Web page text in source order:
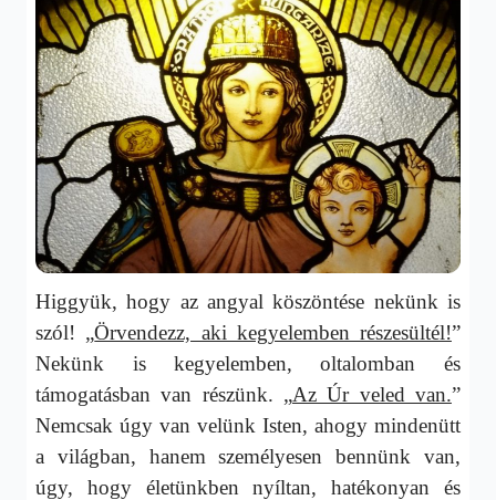
Higgyük, hogy az angyal köszöntése nekünk is
szól! „Örvendezz, aki kegyelemben részesültél!”
Nekünk is kegyelemben, oltalomban és
támogatásban van részünk. „Az Úr veled van.”
Nemcsak úgy van velünk Isten, ahogy mindenütt
a világban, hanem személyesen bennünk van,
úgy, hogy életünkben nyíltan, hatékonyan és